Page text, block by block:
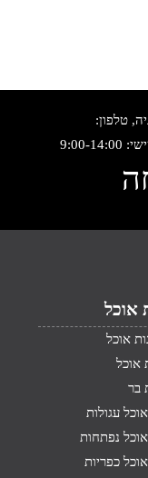
אוכל
אוכל
אוכל
בר
עגולות
אוכל נפתחות
כפריות